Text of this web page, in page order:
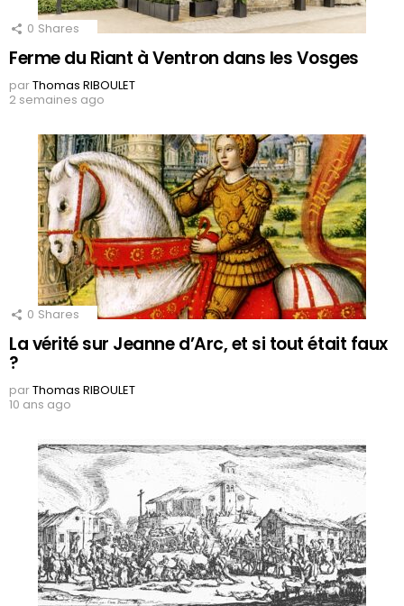
0 Shares
Ferme du Riant à Ventron dans les Vosges
parThomas RIBOULET
2 semaines ago
0 Shares
La vérité sur Jeanne d’Arc, et si tout était faux
?
parThomas RIBOULET
10 ans ago